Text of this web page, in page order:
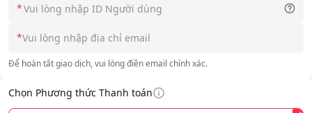
*
*
Để hoàn tất giao dịch, vui lòng điền email chính xác.
Chọn Phương thức Thanh toán